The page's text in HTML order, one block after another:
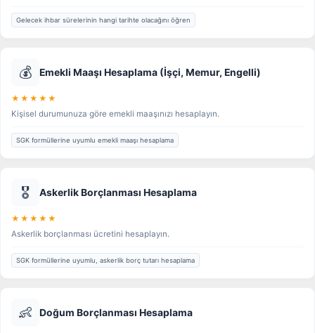
Gelecek ihbar sürelerinin hangi tarihte olacağını öğren
💰 Emekli Maaşı Hesaplama (İşçi, Memur, Engelli)
★★★★★
Kişisel durumunuza göre emekli maaşınızı hesaplayın.
SGK formüllerine uyumlu emekli maaşı hesaplama
🎖️ Askerlik Borçlanması Hesaplama
★★★★★
Askerlik borçlanması ücretini hesaplayın.
SGK formüllerine uyumlu, askerlik borç tutarı hesaplama
👶 Doğum Borçlanması Hesaplama